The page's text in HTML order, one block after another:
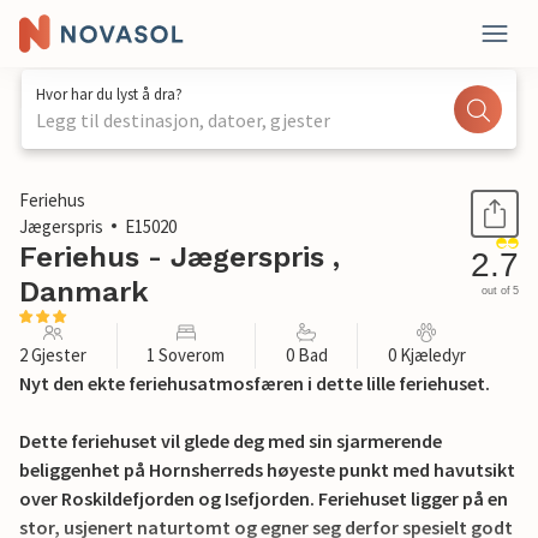
Hvor har du lyst å dra?
Legg til destinasjon, datoer, gjester
1 / 26
Feriehus
Jægerspris
E15020
Feriehus - Jægerspris ,
Danmark
2.7
out of 5
2 Gjester 1 Soverom 0 Bad 0 Kjæledyr
Nyt den ekte feriehusatmosfæren i dette lille feriehuset.
Dette feriehuset vil glede deg med sin sjarmerende
beliggenhet på Hornsherreds høyeste punkt med havutsikt
over Roskildefjorden og Isefjorden. Feriehuset ligger på en
stor, usjenert naturtomt og egner seg derfor spesielt godt